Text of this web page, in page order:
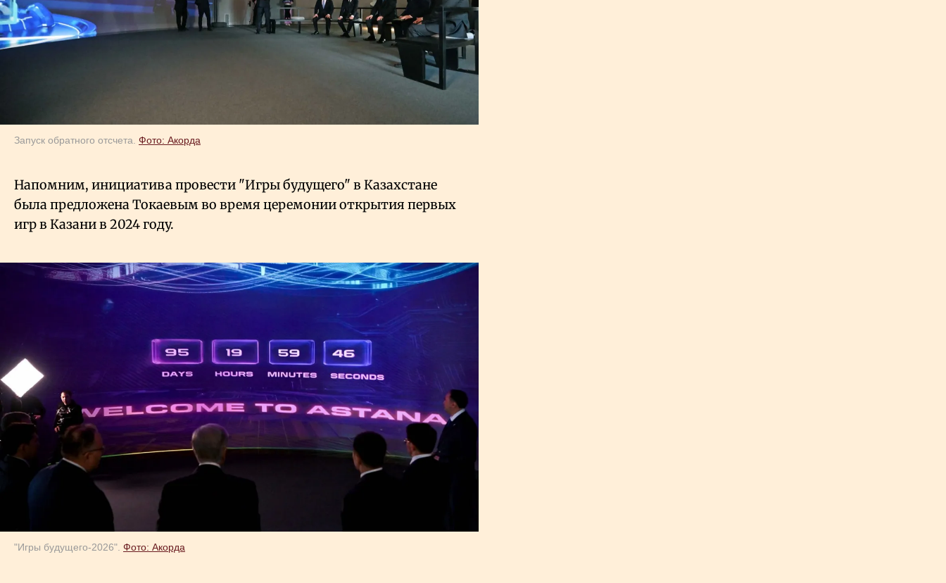
Запуск обратного отсчета. Фото: Акорда
Напомним, инициатива провести "Игры будущего" в Казахстане
была предложена Токаевым во время церемонии открытия первых
игр в Казани в 2024 году.
"Игры будущего-2026". Фото: Акорда